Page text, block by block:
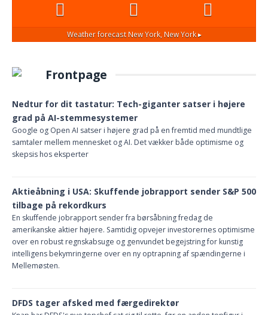
Weather forecast New York, New York ▸
Frontpage
Nedtur for dit tastatur: Tech-giganter satser i højere
grad på AI-stemmesystemer
Google og Open AI satser i højere grad på en fremtid med mundtlige
samtaler mellem mennesket og AI. Det vækker både optimisme og
skepsis hos eksperter
Aktieåbning i USA: Skuffende jobrapport sender S&P 500
tilbage på rekordkurs
En skuffende jobrapport sender fra børsåbning fredag de
amerikanske aktier højere. Samtidig opvejer investorernes optimisme
over en robust regnskabsuge og genvundet begejstring for kunstig
intelligens bekymringerne over en ny optrapning af spændingerne i
Mellemøsten.
DFDS tager afsked med færgedirektør